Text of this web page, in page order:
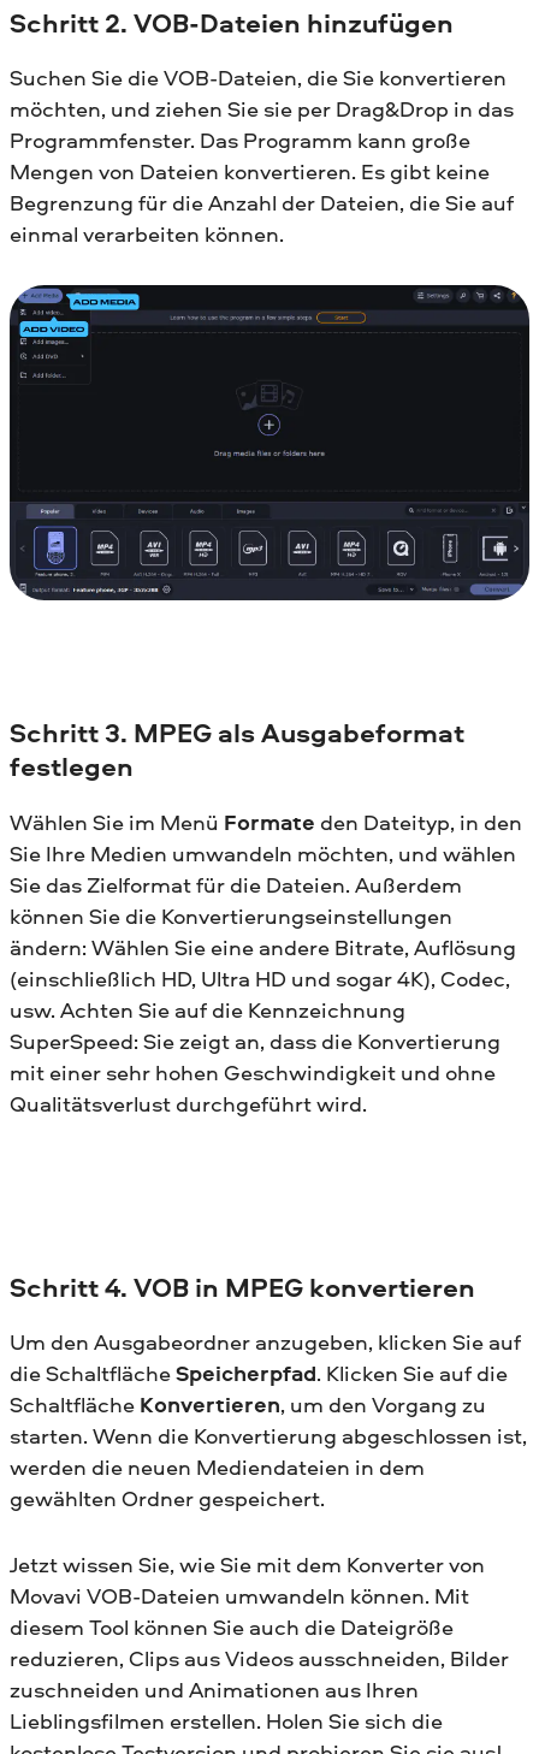
Schritt 2. VOB-Dateien hinzufügen
Suchen Sie die VOB-Dateien, die Sie konvertieren
möchten, und ziehen Sie sie per Drag&Drop in das
Programmfenster. Das Programm kann große
Mengen von Dateien konvertieren. Es gibt keine
Begrenzung für die Anzahl der Dateien, die Sie auf
einmal verarbeiten können.
Schritt 3. MPEG als Ausgabeformat
festlegen
Wählen Sie im Menü Formate den Dateityp, in den
Sie Ihre Medien umwandeln möchten, und wählen
Sie das Zielformat für die Dateien. Außerdem
können Sie die Konvertierungseinstellungen
ändern: Wählen Sie eine andere Bitrate, Auflösung
(einschließlich HD, Ultra HD und sogar 4K), Codec,
usw. Achten Sie auf die Kennzeichnung
SuperSpeed: Sie zeigt an, dass die Konvertierung
mit einer sehr hohen Geschwindigkeit und ohne
Qualitätsverlust durchgeführt wird.
Schritt 4. VOB in MPEG konvertieren
Um den Ausgabeordner anzugeben, klicken Sie auf
die SchaltflächeSpeicherpfad. Klicken Sie auf die
Schaltfläche Konvertieren, um den Vorgang zu
starten. Wenn die Konvertierung abgeschlossen ist,
werden die neuen Mediendateien in dem
gewählten Ordner gespeichert.
Jetzt wissen Sie, wie Sie mit dem Konverter von
Movavi VOB-Dateien umwandeln können. Mit
diesem Tool können Sie auch die Dateigröße
reduzieren, Clips aus Videos ausschneiden, Bilder
zuschneiden und Animationen aus Ihren
Lieblingsfilmen erstellen. Holen Sie sich die